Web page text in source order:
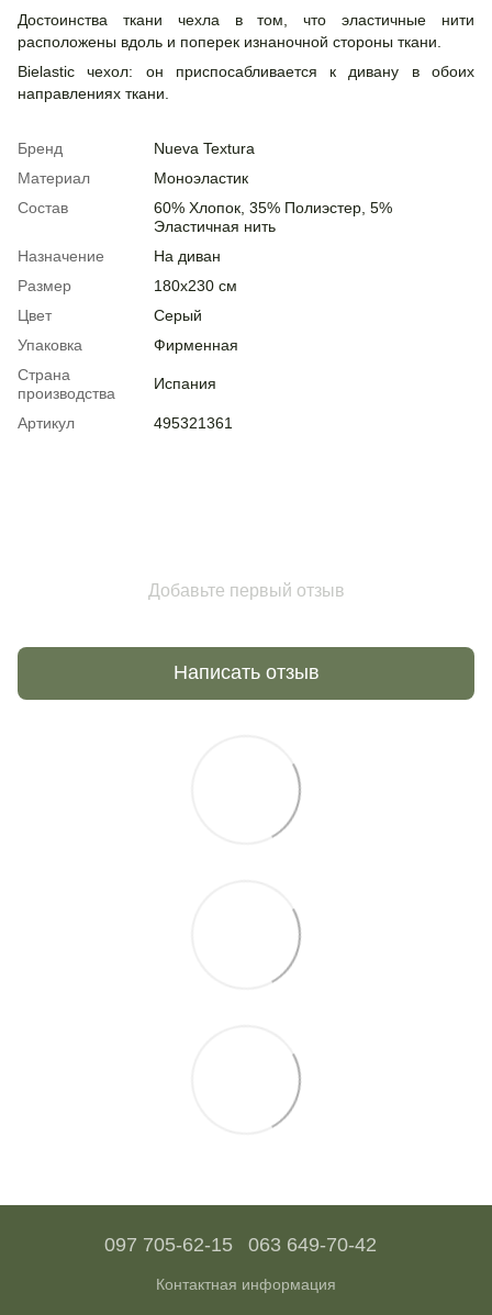
Достоинства ткани чехла в том, что эластичные нити
расположены вдоль и поперек изнаночной стороны ткани.
Bielastic чехол: он приспосабливается к дивану в обоих
направлениях ткани.
Бренд
Nueva Textura
Материал
Моноэластик
Состав
60% Хлопок, 35% Полиэстер, 5%
Эластичная нить
Назначение
На диван
Размер
180х230 см
Цвет
Cерый
Упаковка
Фирменная
Страна
производства
Испания
Артикул 495321361
Добавьте первый отзыв
Написать отзыв
097 705-62-15 063 649-70-42
Контактная информация